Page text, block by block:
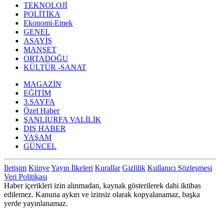
TEKNOLOJİ
POLİTİKA
Ekonomi-Emek
GENEL
ASAYİŞ
MANŞET
ORTADOĞU
KÜLTÜR -SANAT
MAGAZİN
EĞİTİM
3.SAYFA
Özel Haber
ŞANLIURFA VALİLİK
DIŞ HABER
YAŞAM
GÜNCEL
İletişim KünyeYayın İlkeleri Kurallar Gizlilik Kullanıcı Sözleşmesi
Veri Politikası
Haber içerikleri izin alınmadan, kaynak gösterilerek dahi iktibas
edilemez. Kanuna aykırı ve izinsiz olarak kopyalanamaz, başka
yerde yayınlanamaz.